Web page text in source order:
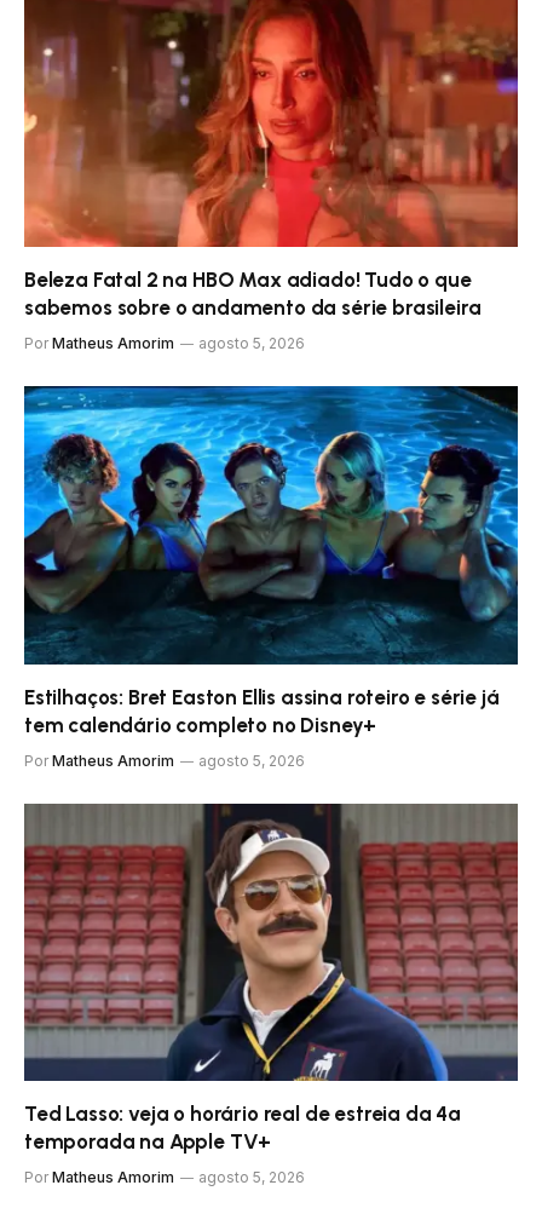
Beleza Fatal 2 na HBO Max adiado! Tudo o que
sabemos sobre o andamento da série brasileira
Por Matheus Amorim agosto 5, 2026
Estilhaços: Bret Easton Ellis assina roteiro e série já
tem calendário completo no Disney+
Por Matheus Amorim agosto 5, 2026
Ted Lasso: veja o horário real de estreia da 4ª
temporada na Apple TV+
Por Matheus Amorim agosto 5, 2026